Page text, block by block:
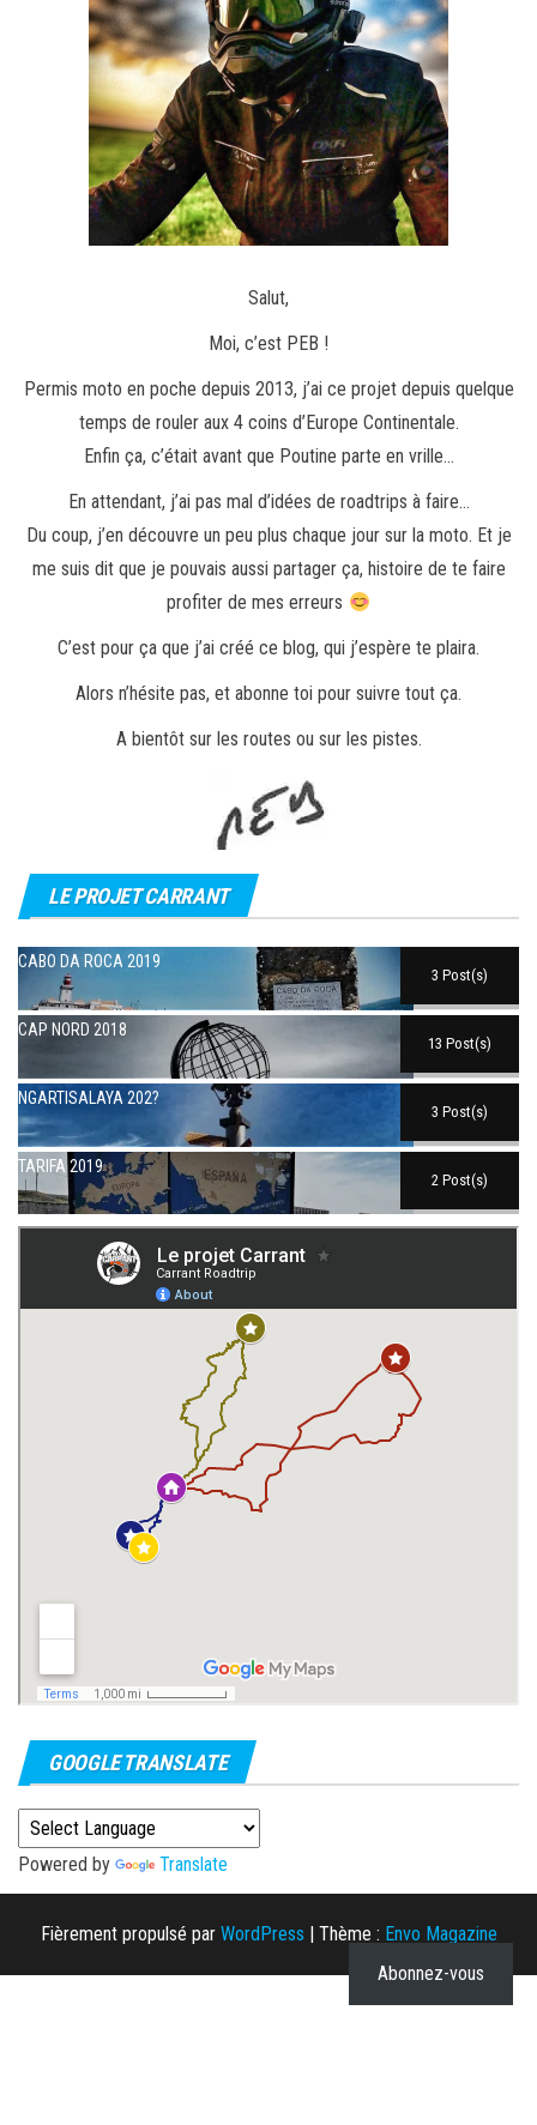
Salut,
Moi, c’est PEB !
Permis moto en poche depuis 2013, j’ai ce projet depuis quelque
temps de rouler aux 4 coins d’Europe Continentale.
Enfin ça, c’était avant que Poutine parte en vrille…
En attendant, j’ai pas mal d’idées de roadtrips à faire…
Du coup, j’en découvre un peu plus chaque jour sur la moto. Et je
me suis dit que je pouvais aussi partager ça, histoire de te faire
profiter de mes erreurs
C’est pour ça que j’ai créé ce blog, qui j’espère te plaira.
Alors n’hésite pas, et abonne toi pour suivre tout ça.
A bientôt sur les routes ou sur les pistes.
LE PROJET CARRANT
CABO DA ROCA 2019
3 Post(s)
CAP NORD 2018
13 Post(s)
NGARTISALAYA 202?
3 Post(s)
TARIFA 2019
2 Post(s)
GOOGLE TRANSLATE
Powered by Translate
Fièrement propulsé par WordPress Thème : Envo Magazine
Abonnez-vous